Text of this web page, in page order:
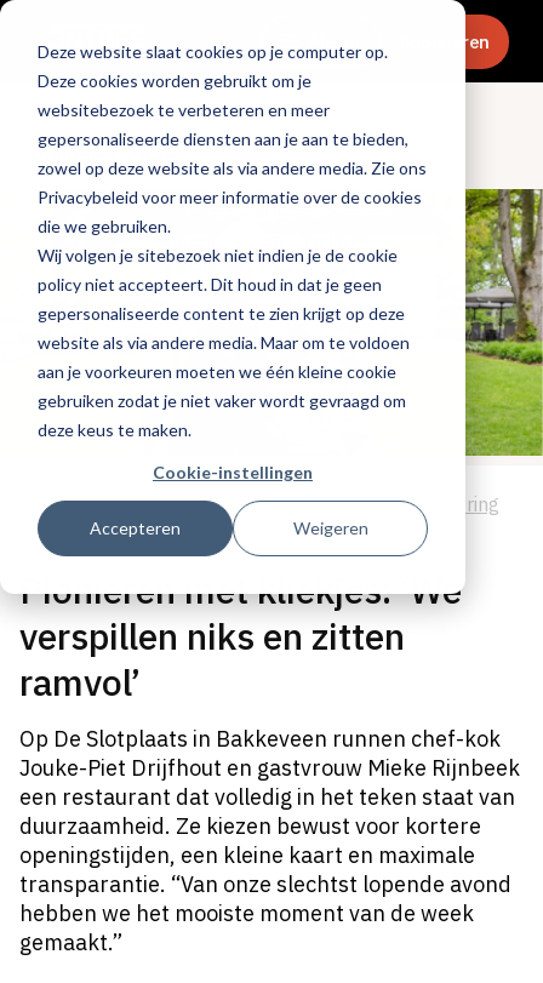
Deze website slaat cookies op je computer op.
Deze cookies worden gebruikt om je
websitebezoek te verbeteren en meer
gepersonaliseerde diensten aan je aan te bieden,
zowel op deze website als via andere media. Zie ons
Privacybeleid voor meer informatie over de cookies
die we gebruiken.
Wij volgen je sitebezoek niet indien je de cookie
policy niet accepteert. Dit houd in dat je geen
gepersonaliseerde content te zien krijgt op deze
website als via andere media. Maar om te voldoen
aan je voorkeuren moeten we één kleine cookie
gebruiken zodat je niet vaker wordt gevraagd om
deze keus te maken.
Cookie-instellingen
Accepteren Weigeren
Menu Abonneren
Culinair & chefs
Tags:chefs,duurzaamheid,logistiek,bedrijfsvoering
Gepubliceerd op: 10 juli 2025
Pionieren met kliekjes: ‘We
verspillen niks en zitten
ramvol’
Op De Slotplaats in Bakkeveen runnen chef-kok
Jouke-Piet Drijfhout en gastvrouw Mieke Rijnbeek
een restaurant dat volledig in het teken staat van
duurzaamheid. Ze kiezen bewust voor kortere
openingstijden, een kleine kaart en maximale
transparantie. “Van onze slechtst lopende avond
hebben we het mooiste moment van de week
gemaakt.”